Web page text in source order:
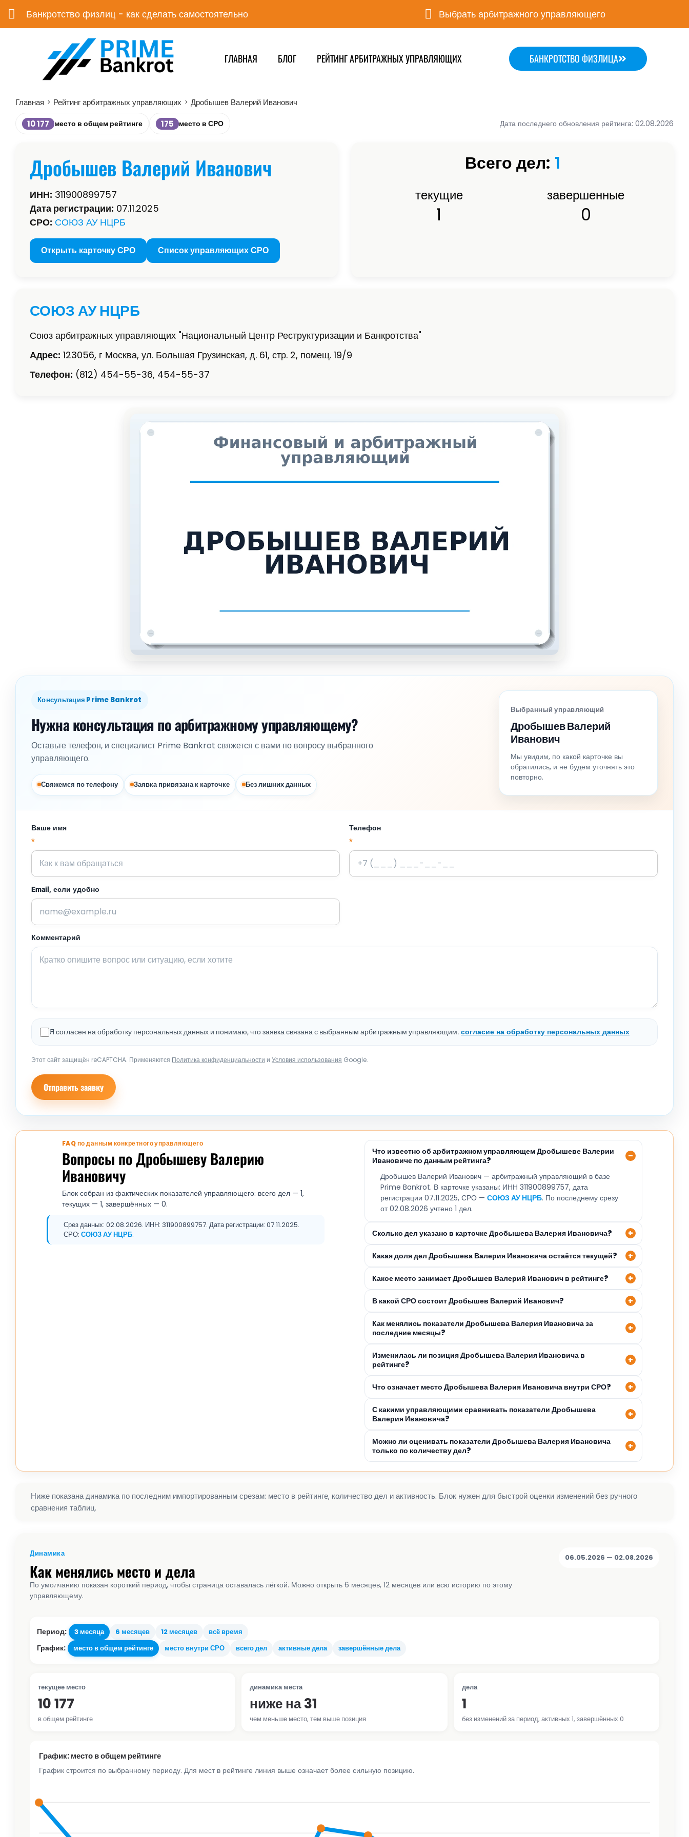
Банкротство физлиц - как сделать самостоятельно Выбрать арбитражного управляющего
ГЛАВНАЯ БЛОГ РЕЙТИНГ АРБИТРАЖНЫХ УПРАВЛЯЮЩИХ БАНКРОТСТВО ФИЗЛИЦА
Главная > Рейтинг арбитражных управляющих > Дробышев Валерий Иванович
10 177 место в общем рейтинге 175 место в СРО Дата последнего обновления рейтинга: 02.08.2026
Дробышев Валерий Иванович
ИНН: 311900899757
Дата регистрации: 07.11.2025
СРО: СОЮЗ АУ НЦРБ
Открыть карточку СРО Список управляющих СРО
Всего дел: 1
текущие
1
завершенные
0
СОЮЗ АУ НЦРБ
Союз арбитражных управляющих "Национальный Центр Реструктуризации и Банкротства"
Адрес: 123056, г Москва, ул. Большая Грузинская, д. 61, стр. 2, помещ. 19/9
Телефон: (812) 454-55-36, 454-55-37
Консультация Prime Bankrot
Нужна консультация по арбитражному управляющему?
Оставьте телефон, и специалист Prime Bankrot свяжется с вами по вопросу выбранного
управляющего.
Свяжемся по телефону Заявка привязана к карточке Без лишних данных
Выбранный управляющий
Дробышев Валерий
Иванович
Мы увидим, по какой карточке вы
обратились, и не будем уточнять это
повторно.
Ваше имя
*
Телефон
*
Email, если удобно
Комментарий
Я согласен на обработку персональных данных и понимаю, что заявка связана с выбранным арбитражным управляющим.согласие на обработку персональных данных
Этот сайт защищён reCAPTCHA. Применяются Политика конфиденциальности и Условия использования Google.
Отправить заявку
FAQ по данным конкретного управляющего
Вопросы по Дробышеву Валерию
Ивановичу
Блок собран из фактических показателей управляющего: всего дел — 1,
текущих — 1, завершённых — 0.
Срез данных: 02.08.2026. ИНН: 311900899757. Дата регистрации: 07.11.2025.
СРО: СОЮЗ АУ НЦРБ.
Что известно об арбитражном управляющем Дробышеве Валерии
Ивановиче по данным рейтинга?
Дробышев Валерий Иванович — арбитражный управляющий в базе
Prime Bankrot. В карточке указаны: ИНН 311900899757, дата
регистрации 07.11.2025, СРО — СОЮЗ АУ НЦРБ. По последнему срезу
от 02.08.2026 учтено 1 дел.
Сколько дел указано в карточке Дробышева Валерия Ивановича?
Какая доля дел Дробышева Валерия Ивановича остаётся текущей?
Какое место занимает Дробышев Валерий Иванович в рейтинге?
В какой СРО состоит Дробышев Валерий Иванович?
Как менялись показатели Дробышева Валерия Ивановича за
последние месяцы?
Изменилась ли позиция Дробышева Валерия Ивановича в
рейтинге?
Что означает место Дробышева Валерия Ивановича внутри СРО?
С какими управляющими сравнивать показатели Дробышева
Валерия Ивановича?
Можно ли оценивать показатели Дробышева Валерия Ивановича
только по количеству дел?
Ниже показана динамика по последним импортированным срезам: место в рейтинге, количество дел и активность. Блок нужен для быстрой оценки изменений без ручного
сравнения таблиц.
Динамика
Как менялись место и дела
По умолчанию показан короткий период, чтобы страница оставалась лёгкой. Можно открыть 6 месяцев, 12 месяцев или всю историю по этому
управляющему.
06.05.2026 — 02.08.2026
Период: 3 месяца 6 месяцев 12 месяцев всё время
График: место в общем рейтинге место внутри СРО всего дел активные дела завершённые дела
текущее место
10 177
в общем рейтинге
динамика места
ниже на 31
чем меньше место, тем выше позиция
дела
1
без изменений за период; активных 1, завершённых 0
График: место в общем рейтинге
График строится по выбранному периоду. Для мест в рейтинге линия выше означает более сильную позицию.